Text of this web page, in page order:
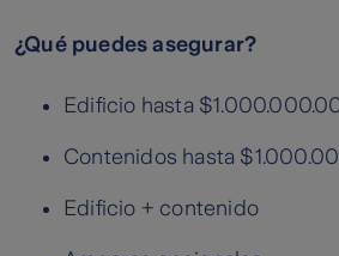
¿Qué puedes asegurar?
Edificio hasta
Contenidos hasta
Edificio + contenido